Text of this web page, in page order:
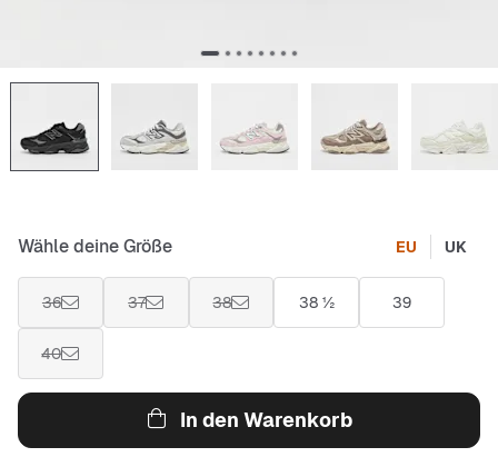
Wähle deine Größe EU UK
36 37 38 38 ½ 39
40
In den Warenkorb